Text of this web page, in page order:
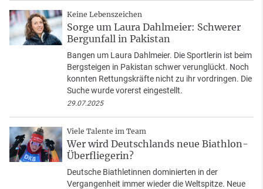
Keine Lebenszeichen
Sorge um Laura Dahlmeier: Schwerer
Bergunfall in Pakistan
Bangen um Laura Dahlmeier. Die Sportlerin ist beim
Bergsteigen in Pakistan schwer verunglückt. Noch
konnten Rettungskräfte nicht zu ihr vordringen. Die
Suche wurde vorerst eingestellt.
29.07.2025
Viele Talente im Team
Wer wird Deutschlands neue Biathlon-
Überfliegerin?
Deutsche Biathletinnen dominierten in der
Vergangenheit immer wieder die Weltspitze. Neue